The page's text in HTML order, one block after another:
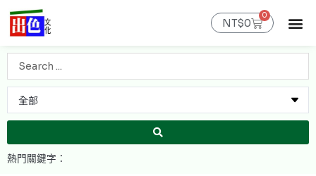
要
容
NT$0
0
購
物
Search